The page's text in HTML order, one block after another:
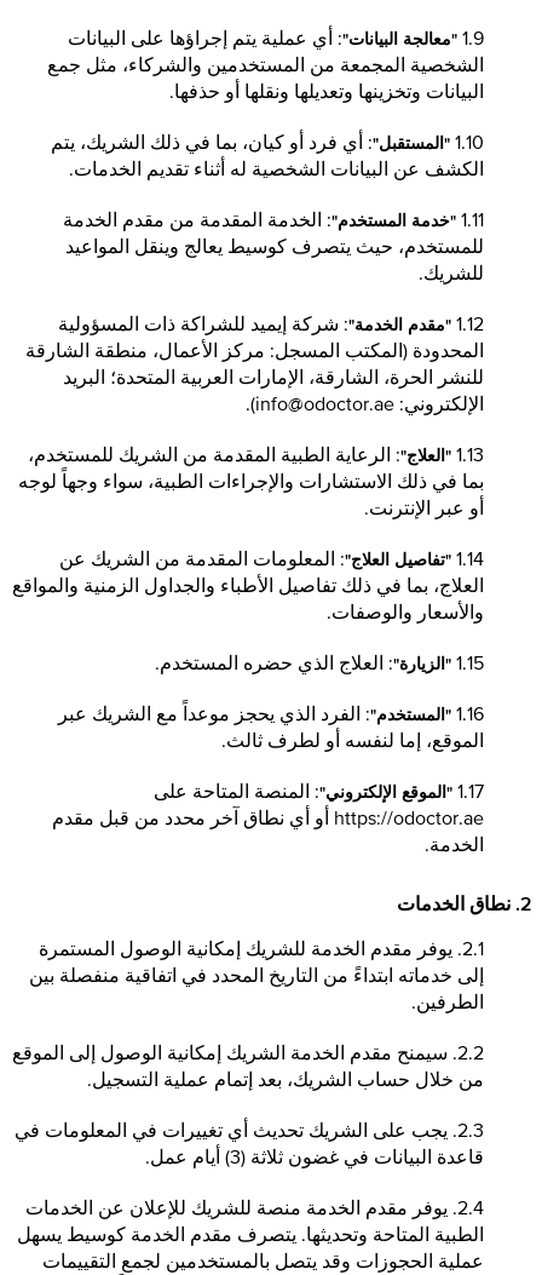
1.9 "معالجة البيانات": أي عملية يتم إجراؤها على البيانات
الشخصية المجمعة من المستخدمين والشركاء، مثل جمع
البيانات وتخزينها وتعديلها ونقلها أو حذفها.
1.10 "المستقبل": أي فرد أو كيان، بما في ذلك الشريك، يتم
الكشف عن البيانات الشخصية له أثناء تقديم الخدمات.
1.11 "خدمة المستخدم": الخدمة المقدمة من مقدم الخدمة
للمستخدم، حيث يتصرف كوسيط يعالج وينقل المواعيد
للشريك.
1.12 "مقدم الخدمة": شركة إيميد للشراكة ذات المسؤولية
المحدودة (المكتب المسجل: مركز الأعمال، منطقة الشارقة
للنشر الحرة، الشارقة، الإمارات العربية المتحدة؛ البريد
الإلكتروني: info@odoctor.ae
).
1.13 "العلاج": الرعاية الطبية المقدمة من الشريك للمستخدم،
بما في ذلك الاستشارات والإجراءات الطبية، سواء وجهاً لوجه
أو عبر الإنترنت.
1.14 "تفاصيل العلاج": المعلومات المقدمة من الشريك عن
العلاج، بما في ذلك تفاصيل الأطباء والجداول الزمنية والمواقع
والأسعار والوصفات.
1.15 "الزيارة": العلاج الذي حضره المستخدم.
1.16 "المستخدم": الفرد الذي يحجز موعداً مع الشريك عبر
الموقع، إما لنفسه أو لطرف ثالث.
1.17 "الموقع الإلكتروني": المنصة المتاحة على
https://odoctor.ae أو أي نطاق آخر محدد من قبل مقدم
الخدمة.
2. نطاق الخدمات
2.1. يوفر مقدم الخدمة للشريك إمكانية الوصول المستمرة
إلى خدماته ابتداءً من التاريخ المحدد في اتفاقية منفصلة بين
الطرفين.
2.2. سيمنح مقدم الخدمة الشريك إمكانية الوصول إلى الموقع
من خلال حساب الشريك، بعد إتمام عملية التسجيل.
2.3. يجب على الشريك تحديث أي تغييرات في المعلومات في
قاعدة البيانات في غضون ثلاثة (3) أيام عمل.
2.4. يوفر مقدم الخدمة منصة للشريك للإعلان عن الخدمات
الطبية المتاحة وتحديثها. يتصرف مقدم الخدمة كوسيط يسهل
عملية الحجوزات وقد يتصل بالمستخدمين لجمع التقييمات